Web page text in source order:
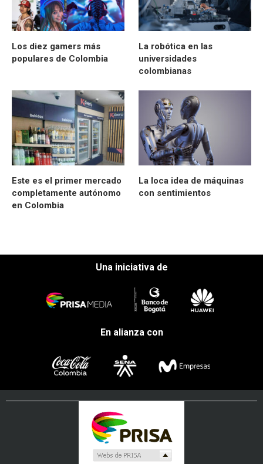
Los diez gamers más
populares de Colombia
La robótica en las
universidades
colombianas
Este es el primer mercado
completamente autónomo
en Colombia
La loca idea de máquinas
con sentimientos
Una iniciativa de
En alianza con